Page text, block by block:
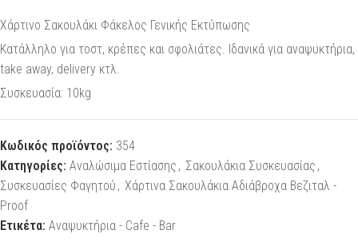
Χάρτινο Σακουλάκι Φάκελος Γενικής Εκτύπωσης
Κατάλληλο για τοστ, κρέπες και σφολιάτες. Ιδανικά για αναψυκτήρια,
take away, delivery κτλ.
Συσκευασία: 10kg
Κωδικός προϊόντος: 354
Κατηγορίες: Αναλώσιμα Εστίασης , Σακουλάκια Συσκευασίας ,
Συσκευασίες Φαγητού , Χάρτινα Σακουλάκια Αδιάβροχα Βεζιταλ -
Proof
Ετικέτα: Αναψυκτήρια - Cafe - Bar